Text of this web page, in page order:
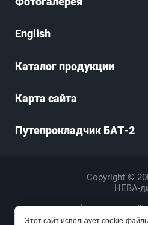
English
Каталог продукции
Карта сайта
Путепрокладчик БАТ-2
Copyright ©
НЕВА-
закажи профессиональный
Этот сайт использует cookie-